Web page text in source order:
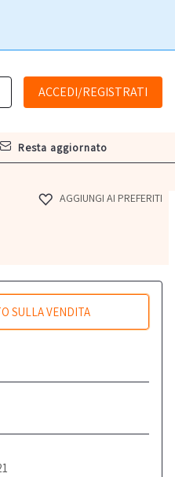
ACCEDI/REGISTRATI
resta aggiornato
AGGIUNGI AI PREFERITI
SULLA VENDITA